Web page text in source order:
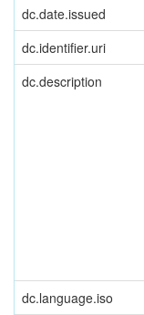
dc.date.issued
dc.identifier.uri
dc.description
dc.language.iso